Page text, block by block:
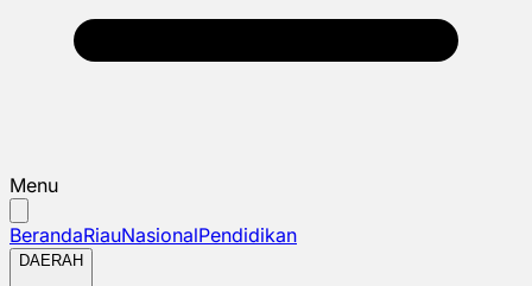
Menu
BerandaRiauNasionalPendidikan
DAERAH